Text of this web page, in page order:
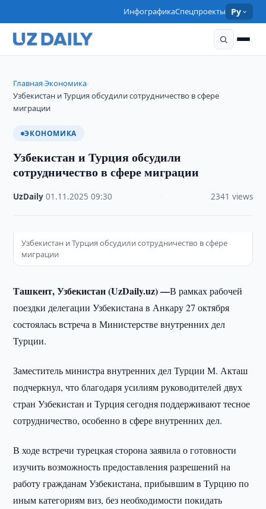
ИнфографикаСпецпроекты Ру
Главная›Экономика›
Узбекистан и Турция обсудили сотрудничество в сфере
миграции
ЭКОНОМИКА
Узбекистан и Турция обсудили
сотрудничество в сфере миграции
UzDaily ·01.11.2025 ·09:30 2341 views
Узбекистан и Турция обсудили сотрудничество в сфере
миграции
Ташкент, Узбекистан (UzDaily.uz) —В рамках рабочей
поездки делегации Узбекистана в Анкару 27 октября
состоялась встреча в Министерстве внутренних дел
Турции.
Заместитель министра внутренних дел Турции М. Акташ
подчеркнул, что благодаря усилиям руководителей двух
стран Узбекистан и Турция сегодня поддерживают тесное
сотрудничество, особенно в сфере внутренних дел.
В ходе встречи турецкая сторона заявила о готовности
изучить возможность предоставления разрешений на
работу гражданам Узбекистана, прибывшим в Турцию по
иным категориям виз, без необходимости покидать